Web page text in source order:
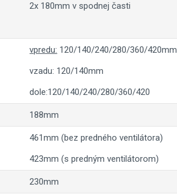
2x 180mm v spodnej časti
vpredu: 120/140/240/280/360/420mm
vzadu: 120/140mm
dole:120/140/240/280/360/420
188mm
461mm (bez predného ventilátora)
423mm (s predným ventilátorom)
230mm